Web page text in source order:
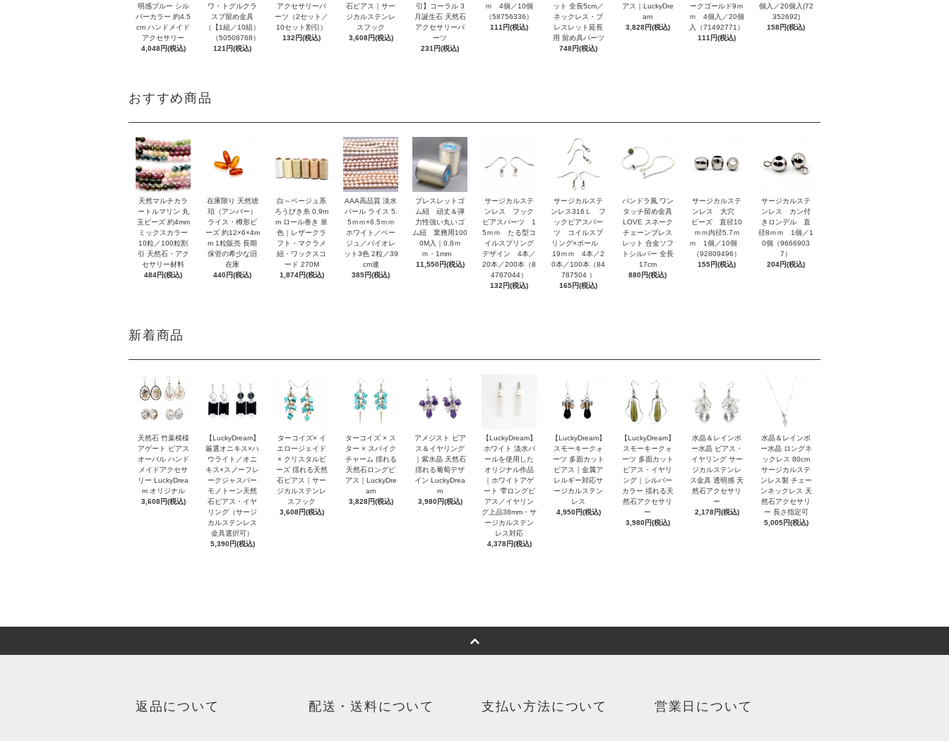
明感ブルー シル
バーカラー 約4.5
cm ハンドメイド
アクセサリー
4,048円(税込)
ワ・トグルクラ
スプ留め金具
（【1組／10組）
（50508768）
121円(税込)
アクセサリーパ
ーツ（2セット／
10セット割引）
132円(税込)
石ピアス｜サー
ジカルステンレ
スフック
3,608円(税込)
引】コーラル 3
月誕生石 天然石
アクセサリーパ
ーツ
231円(税込)
ｍ 4個／10個
（58756336）
111円(税込)
ット 全長5cm／
ネックレス・ブ
レスレット延長
用 留め具パーツ
748円(税込)
アス｜LuckyDre
am
3,828円(税込)
ークゴールド9ｍ
ｍ 4個入／20個
入（71492771）
111円(税込)
個入／20個入(72
352692)
158円(税込)
おすすめ商品
天然マルチカラ
ートルマリン 丸
玉ビーズ 約4mm
ミックスカラー
10粒／100粒割
引 天然石・アク
セサリー材料
484円(税込)
在庫限り 天然琥
珀（アンバー）
ライス・樽形ビ
ーズ 約12×6×4m
m 1粒販売 長期
保管の希少な旧
在庫
440円(税込)
白～ベージュ系
ろうびき糸 0.9m
m ロール巻き 単
色｜レザークラ
フト・マクラメ
紐・ワックスコ
ード 270M
1,874円(税込)
AAA高品質 淡水
パール ライス 5.
5ｍｍ×6.5ｍｍ
ホワイト／ベー
ジュ／バイオレ
ット3色 2粒／39
cm連
385円(税込)
ブレスレットゴ
ム紐 頑丈＆弾
力性強い丸いゴ
ム紐 業務用100
0M入｜0.8ｍ
ｍ・1mm
11,550円(税込)
サージカルステ
ンレス フック
ピアスパーツ 1
5ｍｍ たる型コ
イルスプリング
デザイン 4本／
20本／200本（8
4787044）
132円(税込)
サージカルステ
ンレス316Ｌ フ
ックピアスパー
ツ コイルスプ
リング×ボール
19ｍｍ 4本／2
0本／100本（84
787504 ）
165円(税込)
パンドラ風 ワン
タッチ留め金具
LOVE スネーク
チェーンブレス
レット 合金ソフ
トシルバー 全長
17cm
880円(税込)
サージカルステ
ンレス 大穴
ビーズ 直径10
ｍｍ内径5.7ｍ
ｍ 1個／10個
（92809496）
155円(税込)
サージカルステ
ンレス カン付
きロンデル 直
径8ｍｍ 1個／1
0個（9666903
7）
204円(税込)
新着商品
天然石 竹葉模様
アゲート ピアス
オーバル ハンド
メイドアクセサ
リー LuckyDrea
m オリジナル
3,608円(税込)
【LuckyDream】
厳選オニキス×ハ
ウライト／オニ
キス×スノーフレ
ークジャスパー
モノトーン天然
石ピアス・イヤ
リング（サージ
カルステンレス
金具選択可）
5,390円(税込)
ターコイズ× イ
エロージェイド
× クリスタルビ
ーズ 揺れる天然
石ピアス｜サー
ジカルステンレ
スフック
3,608円(税込)
ターコイズ × ス
ター × スパイク
チャーム 揺れる
天然石ロングピ
アス｜LuckyDre
am
3,828円(税込)
アメジスト ピア
ス＆イヤリング
｜紫水晶 天然石
揺れる葡萄デザ
イン LuckyDrea
m
3,980円(税込)
【LuckyDream】
ホワイト 淡水パ
ールを使用した
オリジナル作品
｜ホワイトアゲ
ート 雫ロングピ
アス／イヤリン
グ上品38mm・サ
ージカルステン
レス対応
4,378円(税込)
【LuckyDream】
スモーキークォ
ーツ 多面カット
ピアス｜金属ア
レルギー対応サ
ージカルステン
レス
4,950円(税込)
【LuckyDream】
スモーキークォ
ーツ 多面カット
ピアス・イヤリ
ング｜シルバー
カラー 揺れる天
然石アクセサリ
ー
3,980円(税込)
水晶＆レインボ
ー水晶 ピアス・
イヤリング サー
ジカルステンレ
ス金具 透明感 天
然石アクセサリ
ー
2,178円(税込)
水晶＆レインボ
ー水晶 ロングネ
ックレス 80cm
サージカルステ
ンレス製 チェー
ンネックレス 天
然石アクセサリ
ー 長さ指定可
5,005円(税込)
返品について 配送・送料について 支払い方法について 営業日について